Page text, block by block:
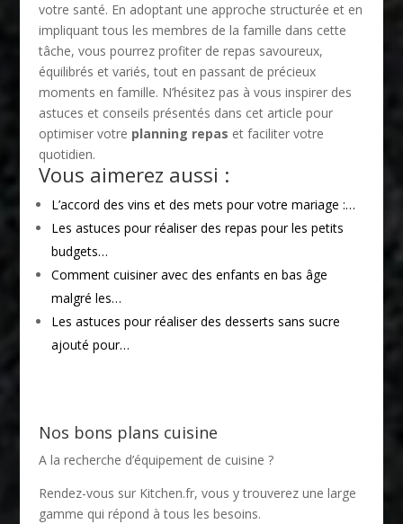
votre santé. En adoptant une approche structurée et en
impliquant tous les membres de la famille dans cette
tâche, vous pourrez profiter de repas savoureux,
équilibrés et variés, tout en passant de précieux
moments en famille. N’hésitez pas à vous inspirer des
astuces et conseils présentés dans cet article pour
optimiser votre planning repas et faciliter votre
quotidien.
Vous aimerez aussi :
L’accord des vins et des mets pour votre mariage :…
Les astuces pour réaliser des repas pour les petits
budgets…
Comment cuisiner avec des enfants en bas âge
malgré les…
Les astuces pour réaliser des desserts sans sucre
ajouté pour…
Nos bons plans cuisine
A la recherche d’équipement de cuisine ?
Rendez-vous sur Kitchen.fr, vous y trouverez une large
gamme qui répond à tous les besoins.